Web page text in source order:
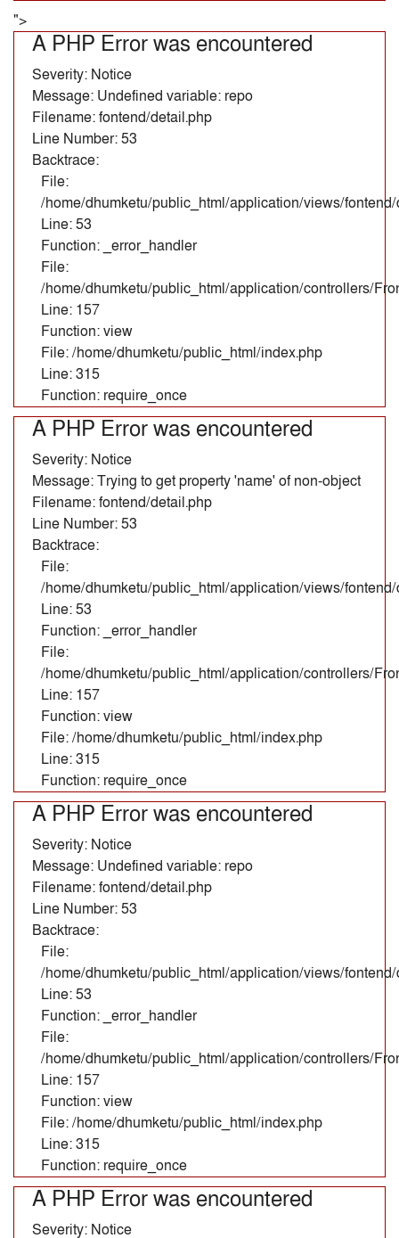
">
A PHP Error was encountered
Severity: Notice
Message: Undefined variable: repo
Filename: fontend/detail.php
Line Number: 53
Backtrace:
File:
/home/dhumketu/public_html/application/views/
Line: 53
Function: _error_handler
File:
/home/dhumketu/public_html/application/controllers/
Line: 157
Function: view
File: /home/dhumketu/public_html/index.php
Line: 315
Function: require_once
A PHP Error was encountered
Severity: Notice
Message: Trying to get property 'name' of non-object
Filename: fontend/detail.php
Line Number: 53
Backtrace:
File:
/home/dhumketu/public_html/application/views/
Line: 53
Function: _error_handler
File:
/home/dhumketu/public_html/application/controllers/
Line: 157
Function: view
File: /home/dhumketu/public_html/index.php
Line: 315
Function: require_once
A PHP Error was encountered
Severity: Notice
Message: Undefined variable: repo
Filename: fontend/detail.php
Line Number: 53
Backtrace:
File:
/home/dhumketu/public_html/application/views/
Line: 53
Function: _error_handler
File:
/home/dhumketu/public_html/application/controllers/
Line: 157
Function: view
File: /home/dhumketu/public_html/index.php
Line: 315
Function: require_once
A PHP Error was encountered
Severity: Notice